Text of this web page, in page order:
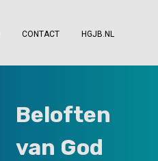
CONTACT HGJB.NL
Beloften
van God